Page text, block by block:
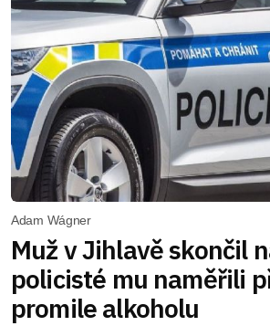
Adam Wágner
Muž v Jihlavě skončil
policisté mu naměřili
promile alkoholu